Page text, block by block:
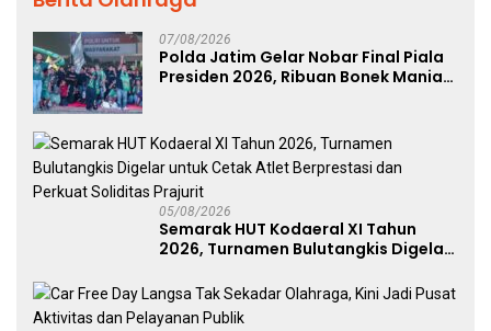
07/08/2026
Polda Jatim Gelar Nobar Final Piala
Presiden 2026, Ribuan Bonek Mania
05/08/2026
Semarak HUT Kodaeral XI Tahun
2026, Turnamen Bulutangkis Digelar
Perkuat Soliditas Prajurit